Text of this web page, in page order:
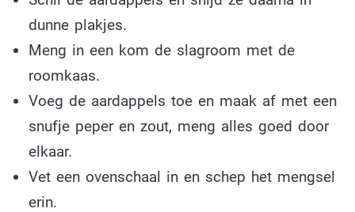
dunne plakjes.
Meng in een kom de slagroom met de
roomkaas.
Voeg de aardappels toe en maak af met een
snufje peper en zout, meng alles goed door
elkaar.
Vet een ovenschaal in en schep het mengsel
erin.